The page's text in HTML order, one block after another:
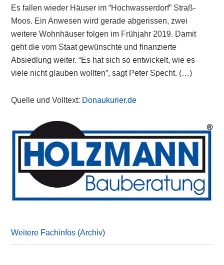
Es fallen wieder Häuser im “Hochwasserdorf” Straß-
Moos. Ein Anwesen wird gerade abgerissen, zwei
weitere Wohnhäuser folgen im Frühjahr 2019. Damit
geht die vom Staat gewünschte und finanzierte
Absiedlung weiter. “Es hat sich so entwickelt, wie es
viele nicht glauben wollten”, sagt Peter Specht. (…)
Quelle und Volltext: Donaukurier.de
Primary
Sidebar
Weitere Fachinfos (Archiv)